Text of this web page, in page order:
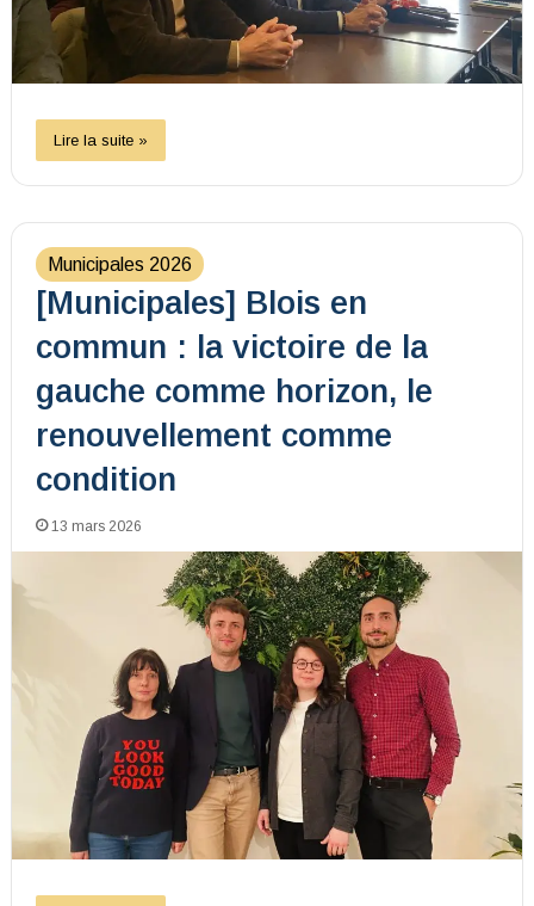
Lire la suite »
Municipales 2026
[Municipales] Blois en
commun : la victoire de la
gauche comme horizon, le
renouvellement comme
condition
13 mars 2026